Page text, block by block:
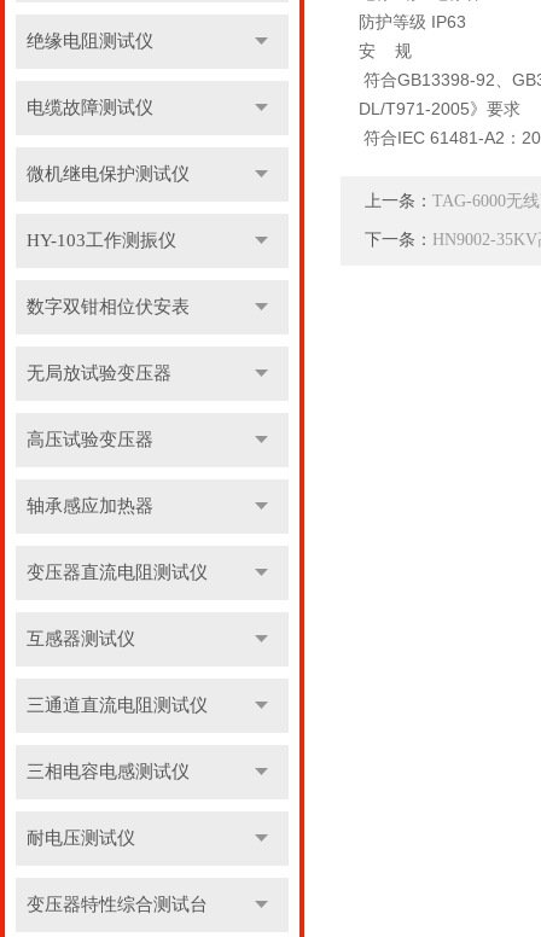
绝缘电阻测试仪
电缆故障测试仪
微机继电保护测试仪
HY-103工作测振仪
数字双钳相位伏安表
无局放试验变压器
高压试验变压器
轴承感应加热器
变压器直流电阻测试仪
互感器测试仪
三通道直流电阻测试仪
三相电容电感测试仪
耐电压测试仪
变压器特性综合测试台
防护等级 IP63
安 规
符合GB13398-92、
DL/T971-2005》要求
符合IEC 61481-A2：
上一条： TAG-6000无
下一条： HN9002-